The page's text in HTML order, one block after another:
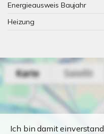
Energieausweis Baujahr
Heizung
Ich bin damit